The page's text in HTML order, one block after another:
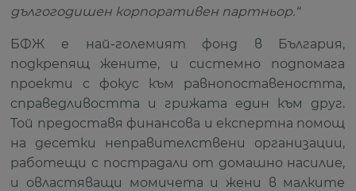
дългогодишен корпоративен партньор.“
БФЖ е най-големият фонд в България,
подкрепящ жените, и системно подпомага
проекти с фокус към равнопоставеността,
справедливостта и грижата един към друг.
Той предоставя финансова и експертна помощ
на десетки неправителствени организации,
работещи с пострадали от домашно насилие,
и овластяващи момичета и жени в малките